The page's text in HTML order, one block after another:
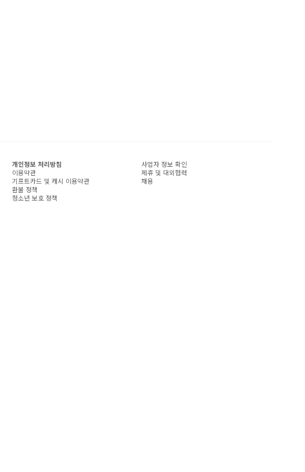
개인정보 처리방침
이용약관
기프트카드 및 캐시 이용약관
환불 정책
청소년 보호 정책
사업자 정보 확인
제휴 및 대외협력
채용